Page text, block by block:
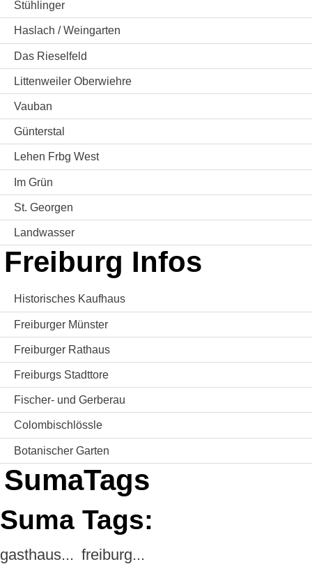
Stühlinger
Haslach / Weingarten
Das Rieselfeld
Littenweiler Oberwiehre
Vauban
Günterstal
Lehen Frbg West
Im Grün
St. Georgen
Landwasser
Freiburg Infos
Historisches Kaufhaus
Freiburger Münster
Freiburger Rathaus
Freiburgs Stadttore
Fischer- und Gerberau
Colombischlössle
Botanischer Garten
SumaTags
Suma Tags:
gasthaus... freiburg...